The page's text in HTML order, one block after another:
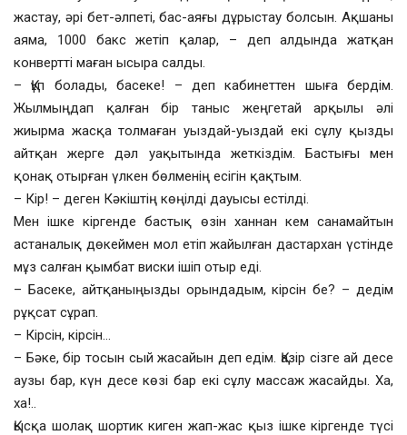
жастау, әрі бет-әлпеті, бас-аяғы дұрыстау болсын. Ақшаны
аяма, 1000 бакс жетіп қалар, – деп алдында жатқан
конвертті маған ысыра салды.
– Құп болады, басеке! – деп кабинеттен шыға бердім.
Жылмыңдап қалған бір таныс жеңгетай арқылы әлі
жиырма жасқа толмаған уыздай-уыздай екі сұлу қызды
айтқан жерге дәл уақытында жеткіздім. Бастығы мен
қонақ отырған үлкен бөлменің есігін қақтым.
– Кір! – деген Кәкіштің көңілді дауысы естілді.
Мен ішке кіргенде бастық өзін ханнан кем санамайтын
астаналық дөкеймен мол етіп жайылған дастархан үстінде
мұз салған қымбат виски ішіп отыр еді.
– Басеке, айтқаныңызды орындадым, кірсін бе? – дедім
рұқсат сұрап.
– Кірсін, кірсін…
– Бәке, бір тосын сый жасайын деп едім. Қазір сізге ай десе
аузы бар, күн десе көзі бар екі сұлу массаж жасайды. Ха,
ха!..
Қысқа шолақ шортик киген жап-жас қыз ішке кіргенде түсі